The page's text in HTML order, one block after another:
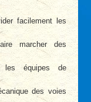
facilement les
marcher des
les équipes de
des voies